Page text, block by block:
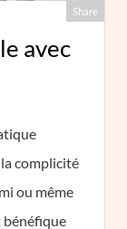
Share
avec
complicité
ou même
bénéfique